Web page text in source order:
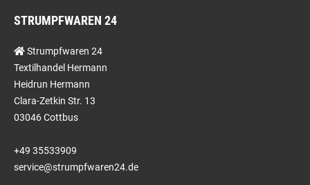
STRUMPFWAREN 24
Strumpfwaren 24
Textilhandel Hermann
Heidrun Hermann
Clara-Zetkin Str. 13
03046 Cottbus
+49 35533909
service@strumpfwaren24.de